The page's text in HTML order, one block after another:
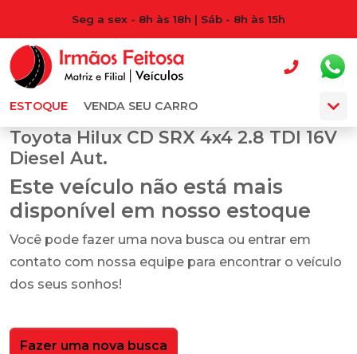
Seg a sex - 8h às 18h | Sáb - 8h às 15h
ESTOQUE VENDA SEU CARRO
Toyota Hilux CD SRX 4x4 2.8 TDI 16V
Diesel Aut.
Este veículo não está mais
disponível em nosso estoque
Você pode fazer uma nova busca ou entrar em
contato com nossa equipe para encontrar o veículo
dos seus sonhos!
Fazer uma nova busca